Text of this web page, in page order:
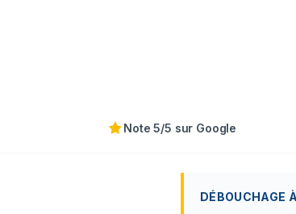
Note 5/5 sur Google
DÉBOUCHAGE